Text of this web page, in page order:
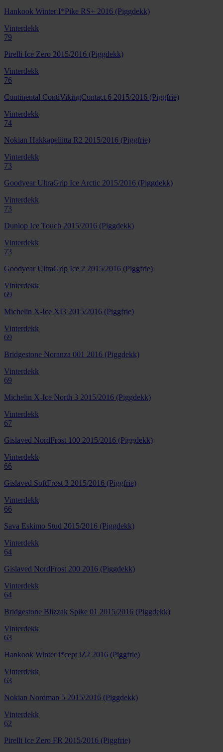
Hankook Winter I*Pike RS+ 2016 (Piggdekk)
Vinterdekk
79
Pirelli Ice Zero 2015/2016 (Piggdekk)
Vinterdekk
76
Continental ContiVikingContact 6 2015/2016 (Piggfrie)
Vinterdekk
74
Nokian Hakkapeliitta R2 2015/2016 (Piggfrie)
Vinterdekk
73
Goodyear UltraGrip Ice Arctic 2015/2016 (Piggdekk)
Vinterdekk
73
Dunlop Ice Touch 2015/2016 (Piggdekk)
Vinterdekk
73
Goodyear UltraGrip Ice 2 2015/2016 (Piggfrie)
Vinterdekk
69
Michelin X-Ice XI3 2015/2016 (Piggfrie)
Vinterdekk
69
Bridgestone Noranza 001 2016 (Piggdekk)
Vinterdekk
69
Michelin X-Ice North 3 2015/2016 (Piggdekk)
Vinterdekk
67
Gislaved NordFrost 100 2015/2016 (Piggdekk)
Vinterdekk
66
Gislaved SoftFrost 3 2015/2016 (Piggfrie)
Vinterdekk
66
Sava Eskimo Stud 2015/2016 (Piggdekk)
Vinterdekk
64
Gislaved NordFrost 200 2016 (Piggdekk)
Vinterdekk
64
Bridgestone Blizzak Spike 01 2015/2016 (Piggdekk)
Vinterdekk
63
Hankook Winter i*cept iZ2 2016 (Piggfrie)
Vinterdekk
63
Nokian Nordman 5 2015/2016 (Piggdekk)
Vinterdekk
62
Pirelli Ice Zero FR 2015/2016 (Piggfrie)